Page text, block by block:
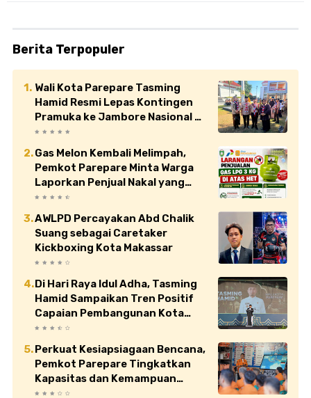
Berita Terpopuler
Wali Kota Parepare Tasming
Hamid Resmi Lepas Kontingen
Pramuka ke Jambore Nasional XII
di Cibubur
Gas Melon Kembali Melimpah,
Pemkot Parepare Minta Warga
Laporkan Penjual Nakal yang
Jual di Atas HET
AWLPD Percayakan Abd Chalik
Suang sebagai Caretaker
Kickboxing Kota Makassar
Di Hari Raya Idul Adha, Tasming
Hamid Sampaikan Tren Positif
Capaian Pembangunan Kota
Parepare
Perkuat Kesiapsiagaan Bencana,
Pemkot Parepare Tingkatkan
Kapasitas dan Kemampuan
Manajerial TRC BPBD